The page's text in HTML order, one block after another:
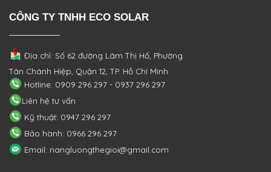
CÔNG TY TNHH ECO SOLAR
Địa chỉ: Số 62 đường Lâm Thị Hố, Phường
Tân Chánh Hiệp, Quận 12, TP. Hồ Chí Minh
Hotline: 0909 296 297 - 0937 296 297
Liên hệ tư vấn
Kỹ thuật: 0947 296 297
Bảo hành: 0966 296 297
Email: nangluongthegioi@gmail.com